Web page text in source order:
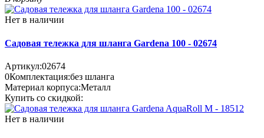
Нет в наличии
Садовая тележка для шланга Gardena 100 - 02674
Артикул:02674
0Комплектация:без шланга
Материал корпуса:Металл
Купить со скидкой:
Нет в наличии